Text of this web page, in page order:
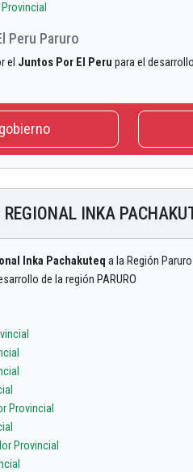
Peru Paruro
el Juntos Por El Peru para el
INKA
Inka Pachakuteq a la Región
de la región PARURO
Provincial
Provincial